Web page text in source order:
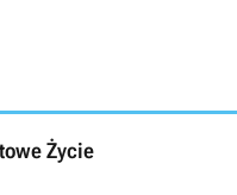
Życie